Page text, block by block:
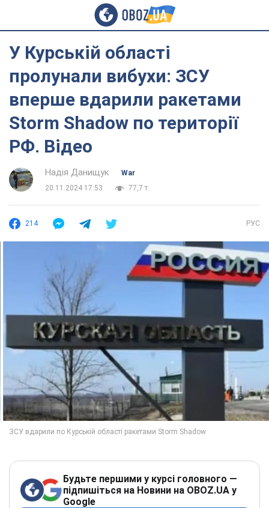
У Курській області
пролунали вибухи: ЗСУ
вперше вдарили ракетами
Storm Shadow по території
РФ. Відео
Надія Данищук
War
20.11.2024 17:53
77,7 т.
214 РУС
Будьте першими у курсі головного —
підпишіться на Новини на OBOZ.UA у
Google